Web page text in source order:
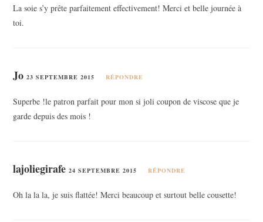
La soie s’y prête parfaitement effectivement! Merci et belle journée à
toi.
Jo 23 SEPTEMBRE 2015 RÉPONDRE
Superbe !le patron parfait pour mon si joli coupon de viscose que je
garde depuis des mois !
lajoliegirafe 24 SEPTEMBRE 2015 RÉPONDRE
Oh la la la, je suis flattée! Merci beaucoup et surtout belle cousette!